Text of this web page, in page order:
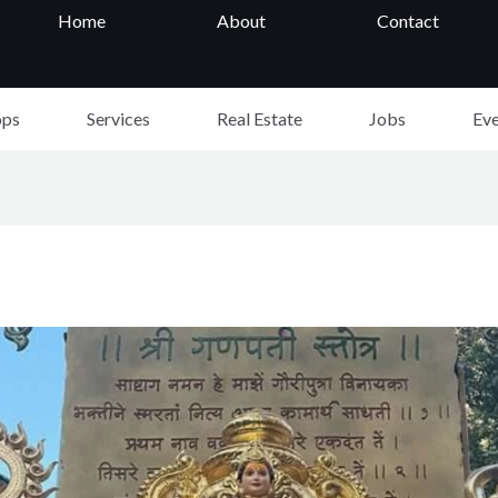
Home About Contact
Services Real Estate Jobs